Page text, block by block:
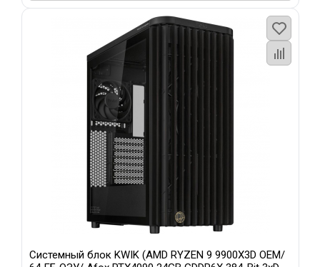
Системный блок KWIK (AMD RYZEN 9 9900X3D OEM/